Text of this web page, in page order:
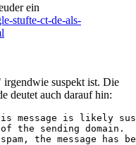
ein
stufte-ct-de-als-
suspekt ist. Die
deutet auch darauf hin:
message is likely
the sending domain.
the message has